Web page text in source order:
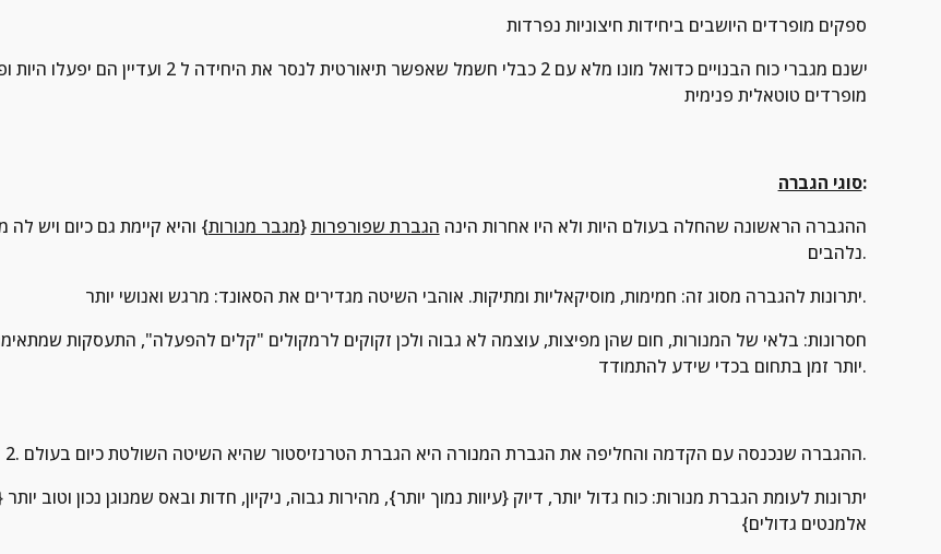
ספקים מופרדים היושבים ביחידות חיצוניות נפרדות
מופרדים טוטאלית פנימית
סוגי הגברה:
1. ההגברה הראשונה שהחלה בעולם היות ולא היו אחרות הינה הגברת שפורפרות {מגבר מנורות
נלהבים.
יתרונות להגברה מסוג זה: חמימות, מוסיקאליות ומתיקות. אוהבי השיטה מגדירים את הסאונד: מרגש ואנושי יותר.
יותר זמן בתחום בכדי שידע להתמודד.
2. ההגברה שנכנסה עם הקדמה והחליפה את הגברת המנורה היא הגברת הטרנזיסטור שהיא השיטה השולטת כיום בעולם.
אלמנטים גדולים}